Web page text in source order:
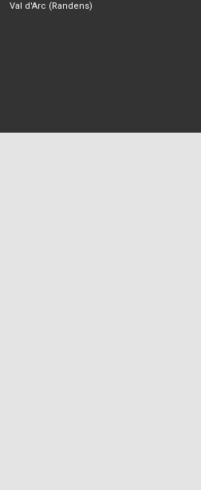
Val d'Arc (Randens)